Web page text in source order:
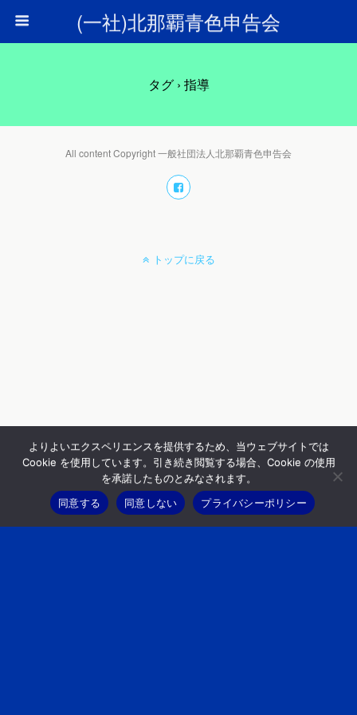
(一社)北那覇青色申告会
タグ › 指導
All content Copyright 一般社団法人北那覇青色申告会
よりよいエクスペリエンスを提供するため、当ウェブサイトでは
Cookie を使用しています。引き続き閲覧する場合、Cookie の使用
を承諾したものとみなされます。
同意する
同意しない プライバシーポリシー
トップに戻る